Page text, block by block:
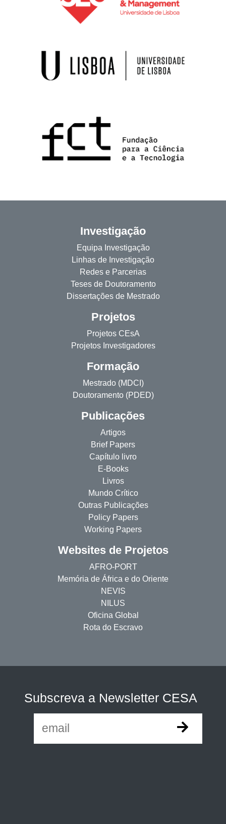
Investigação
Equipa Investigação
Linhas de Investigação
Redes e Parcerias
Teses de Doutoramento
Dissertações de Mestrado
Projetos
Projetos CEsA
Projetos Investigadores
Formação
Mestrado (MDCI)
Doutoramento (PDED)
Publicações
Artigos
Brief Papers
Capítulo livro
E-Books
Livros
Mundo Crítico
Outras Publicações
Policy Papers
Working Papers
Websites de Projetos
AFRO-PORT
Memória de África e do Oriente
NEVIS
NILUS
Oficina Global
Rota do Escravo
Subscreva a Newsletter CESA